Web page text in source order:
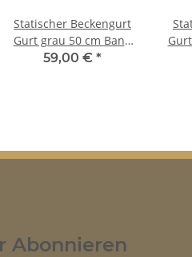
Statischer Beckengurt
Gurt grau 50 cm Band
für Mercedes W124
59,00 € *
Abonnieren